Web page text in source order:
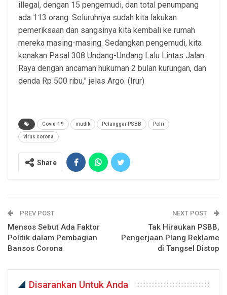
illegal, dengan 15 pengemudi, dan total penumpang
ada 113 orang. Seluruhnya sudah kita lakukan
pemeriksaan dan sangsinya kita kembali ke rumah
mereka masing-masing. Sedangkan pengemudi, kita
kenakan Pasal 308 Undang-Undang Lalu Lintas Jalan
Raya dengan ancaman hukuman 2 bulan kurungan, dan
denda Rp 500 ribu,” jelas Argo. (Irur)
Covid-19 mudik Pelanggar PSBB Polri
virus corona
Share
PREV POST
Mensos Sebut Ada Faktor
Politik dalam Pembagian
Bansos Corona
NEXT POST
Tak Hiraukan PSBB,
Pengerjaan Plang Reklame
di Tangsel Distop
Disarankan Untuk Anda